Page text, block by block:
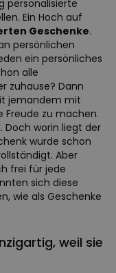
personalisierte
Ein Hoch auf
Geschenke.
persönlichen
ein persönliches
alle
zuhause? Dann
jemandem mit
Freude zu machen.
Doch worin liegt der
wurde schon
Aber
frei für jede
sich diese
wie als Geschenke
weil sie